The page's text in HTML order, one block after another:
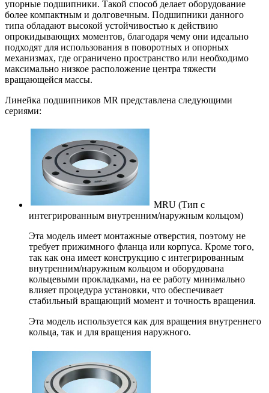
упорные подшипники. Такой способ делает оборудование
более компактным и долговечным. Подшипники данного
типа обладают высокой устойчивостью к действию
опрокидывающих моментов, благодаря чему они идеально
подходят для использования в поворотных и опорных
механизмах, где ограничено пространство или необходимо
максимально низкое расположение центра тяжести
вращающейся массы.
Линейка подшипников MR представлена следующими
сериями:
MRU (Тип с
интегрированным внутренним/наружным кольцом)
Эта модель имеет монтажные отверстия, поэтому не
требует прижимного фланца или корпуса. Кроме того,
так как она имеет конструкцию с интегрированным
внутренним/наружным кольцом и оборудована
кольцевыми прокладками, на ее работу минимально
влияет процедура установки, что обеспечивает
стабильный вращающий момент и точность вращения.
Эта модель используется как для вращения внутреннего
кольца, так и для вращения наружного.